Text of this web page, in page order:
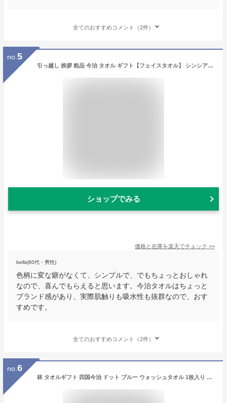
全てのおすすめコメント（2件）
no. 5
引っ越し 挨拶 粗品 今治 タオル ギフト【フェイスタオル】 シンシアコットン ウォッシュタオル S-12150 [ タオルギフト] [引っ越し挨拶 まとめ買い 法人 香典返し 内祝い 出産 結婚内祝い 結婚 引出物 引き出物 快気祝い 粗供養 景品 記念品 今治タオル]tz_
ショップでみる
価格と在庫を楽天でチェック >>
bells(60代・男性)
色柄に変な癖がなくて、シンプルで、でもちょっとおしゃれ
なので、喜んでもらえると思います。今治タオルはちょっと
ブランド感があり、実際肌触りも吸水性も抜群なので、おす
すめです。
全てのおすすめコメント（2件）
no. 6
林 タオルギフト 四国今治 ドット ブルー ウォッシュタオル 1枚入り 今治タオル 34×35cm GI051101